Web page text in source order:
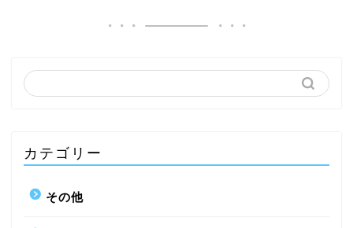
カテゴリー
その他